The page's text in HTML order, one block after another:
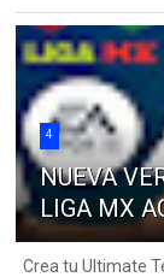
4
NUEVA
LIGA MX
Crea tu Ultimate